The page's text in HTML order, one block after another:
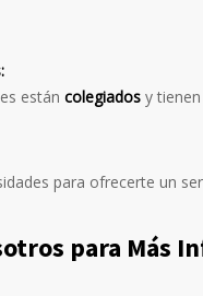
están colegiados y
para ofrecerte un
para Más